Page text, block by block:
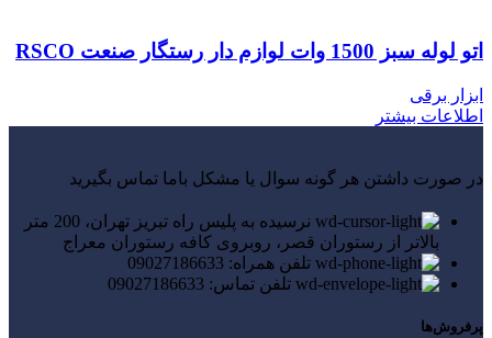
اتو لوله سبز 1500 وات لوازم دار رستگار صنعت RSCO
ابزار برقی
اطلاعات بیشتر
در صورت داشتن هر گونه سوال یا مشکل باما تماس بگیرید
نرسیده به پلیس راه تبریز تهران، 200 متر
بالاتر از رستوران قصر، روبروی کافه رستوران معراج
تلفن همراه: 09027186633
تلفن تماس: 09027186633
پرفروش‌ها